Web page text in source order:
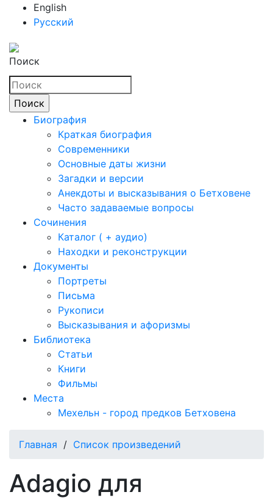
English
Русский
Поиск
Биография
Краткая биография
Современники
Основные даты жизни
Загадки и версии
Анекдоты и высказывания о Бетховене
Часто задаваемые вопросы
Сочинения
Каталог ( + аудио)
Находки и реконструкции
Документы
Портреты
Письма
Рукописи
Высказывания и афоризмы
Библиотека
Статьи
Книги
Фильмы
Места
Мехельн - город предков Бетховена
Главная / Список произведений
Adagio для